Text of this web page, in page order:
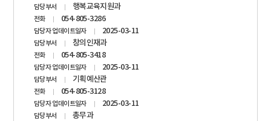
담당부서 행복교육지원과
전화 054-805-3286
담당자 업데이트일자 2025-03-11
담당부서 창의인재과
전화 054-805-3418
담당자 업데이트일자 2025-03-11
담당부서 기획예산관
전화 054-805-3128
담당자 업데이트일자 2025-03-11
담당부서 총무과